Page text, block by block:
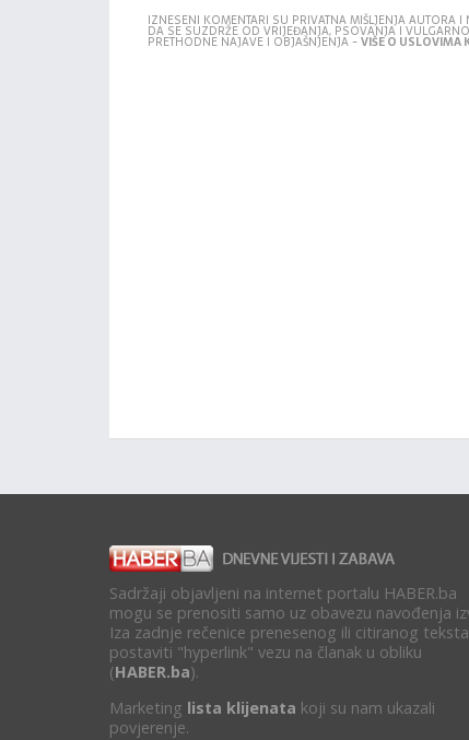
IZNESENI KOMENTARI SU PRIVATNA MIŠLJENJA AUTORA
DA SE SUZDRŽE OD VRIJEĐANJA, PSOVANJA I
PRETHODNE NAJAVE I OBJAŠNJENJA -VIŠE O USLOVIMA
Sadržaji objavljeni na internet portalu HABER.ba
mogu se prenositi samo uz obavezu navođenja
Iza zadnje rečenice prenesenog ili citiranog teksta
postaviti "hyperlink" vezu na članak u obliku
(HABER.ba).
Marketing lista klijenata koji su nam ukazali
povjerenje.